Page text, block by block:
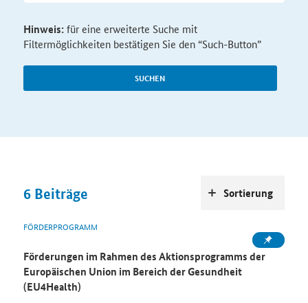
SUCHEN
Hinweis:für eine erweiterte Suche mit
Filtermöglichkeiten bestätigen Sie den “Such-Button”
6 Beiträge
FÖRDERPROGRAMM
Förderungen im Rahmen des Aktionsprogramms der
Europäischen Union im Bereich der Gesundheit
(EU4Health)
Sortierung